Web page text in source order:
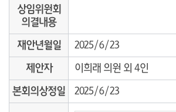
상임위원회
의결내용
재안년월일 2025/6/23
제안자 이희래 의원 외 4인
본회의상정일 2025/6/23